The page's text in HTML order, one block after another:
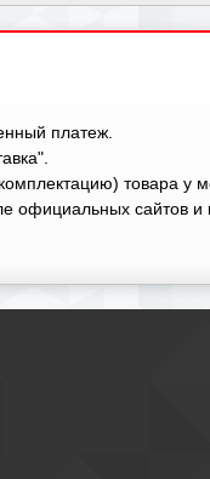
платеж.
товара у
официальных сайтов и